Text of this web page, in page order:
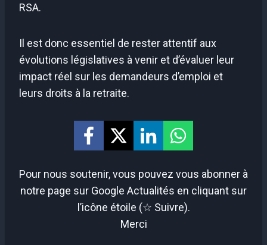
RSA.
Il est donc essentiel de rester attentif aux
évolutions législatives à venir et d’évaluer leur
impact réel sur les demandeurs d’emploi et
leurs droits à la retraite.
Pour nous soutenir, vous pouvez vous abonner à
notre page sur Google Actualités en cliquant sur
l’icône étoile (☆ Suivre).
Merci